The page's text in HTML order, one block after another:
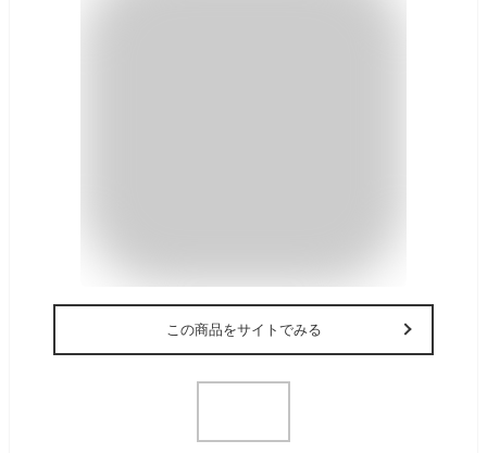
この商品をサイトでみる